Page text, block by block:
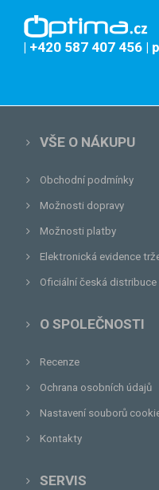
| +420 587 407 456 |
VŠE O NÁKUPU
Obchodní podmínky
Možnosti dopravy
Možnosti platby
Elektronická evidence
Oficiální česká distribuce
O SPOLEČNOSTI
Recenze
Ochrana osobních údajů
Nastavení souborů
Kontakty
SERVIS